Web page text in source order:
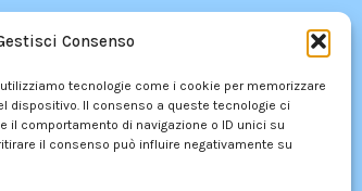
Consenso
tecnologie come i cookie per memorizzare
dispositivo. Il consenso a queste tecnologie ci
il comportamento di navigazione o ID unici su
il consenso può influire negativamente su